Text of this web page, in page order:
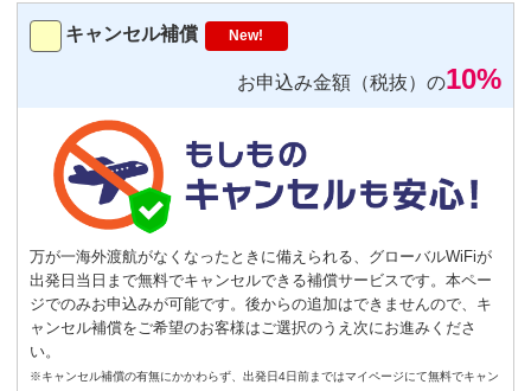
－ 0
気圧コントロール機能付き耳栓
1,540円（税込）/個
通常
Sサイズ － 0 ＋
New!
キャンセル補償 New!
お申込み金額（税抜）の10%
万が一海外渡航がなくなったときに備えられる、グローバルWiFiが
出発日当日まで無料でキャンセルできる補償サービスです。本ペー
ジでのみお申込みが可能です。後からの追加はできませんので、キ
ャンセル補償をご希望のお客様はご選択のうえ次にお進みくださ
い。
※キャンセル補償の有無にかかわらず、出発日4日前まではマイページにて無料でキャン